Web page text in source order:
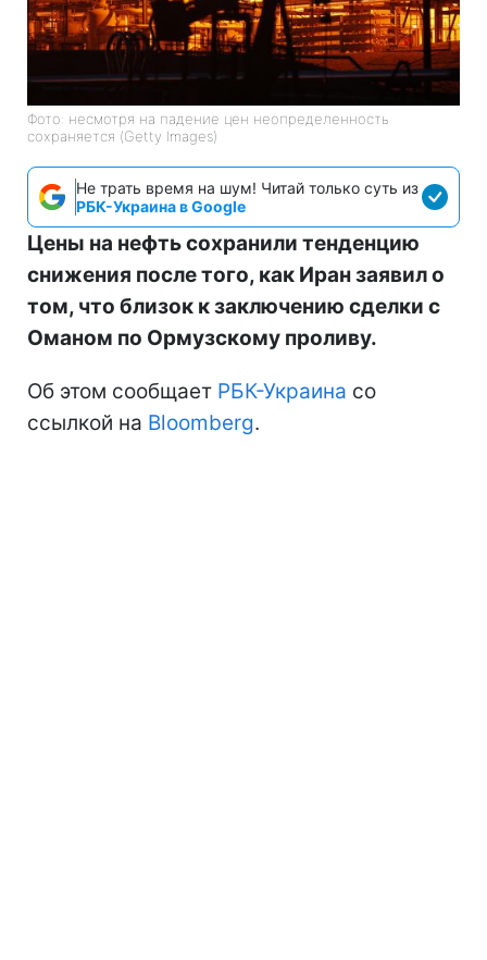
Фото: несмотря на падение цен неопределенность
сохраняется (Getty Images)
Не трать время на шум! Читай только суть из
РБК-Украина в Google
Цены на нефть сохранили тенденцию
снижения после того, как Иран заявил о
том, что близок к заключению сделки с
Оманом по Ормузскому проливу.
Об этом сообщает РБК-Украина со
ссылкой на Bloomberg.